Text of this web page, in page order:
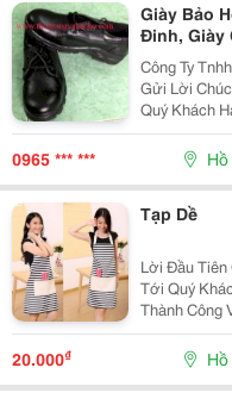
Giày Bảo
Đinh, Giày
Công Ty
Gửi Lời
Quý Khách
Và Cung
Quần Áo:
0965 *** ***
Tạp Dề
Lời Đầu Tiên
Tới Quý
Thành Công
Nhiệm
Muốn
20.000₫